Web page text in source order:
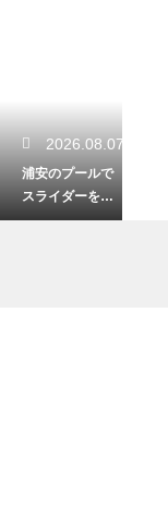
2026.08.07
浦安のプールで
スライダーを楽
しむ！子供が大